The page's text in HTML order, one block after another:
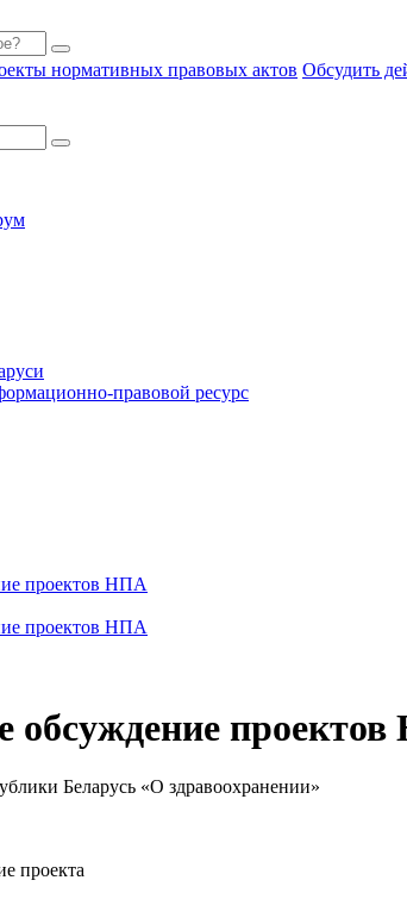
нормативных правовых актов Обсудить
правовой ресурс
проектов НПА
проектов НПА
обсуждение
Беларусь «О здравоохранении»
проекта